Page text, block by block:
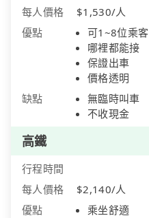
每人價格
$1,530/人
優點
可1~8位乘客
哪裡都能接
保證出車
價格透明
缺點
無臨時叫車
不收現金
高鐵
行程時間
每人價格
$2,140/人
優點
乘坐舒適